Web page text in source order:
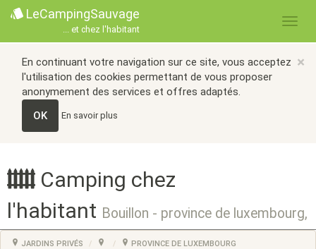
LeCampingSauvage
... et chez l'habitant
×
En continuant votre navigation sur ce site, vous acceptez
l'utilisation des cookies permettant de vous proposer
anonymement des services et offres adaptés.
OK
En savoir plus
Camping chez
l'habitant Bouillon - province de luxembourg,
JARDINS PRIVÉS PROVINCE DE LUXEMBOURG